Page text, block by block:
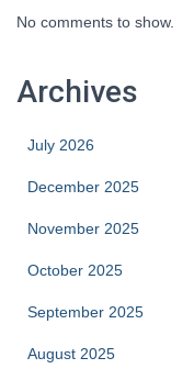
No comments to show.
Archives
July 2026
December 2025
November 2025
October 2025
September 2025
August 2025